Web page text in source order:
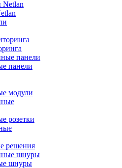
панели
модули
розетки
решения
шнуры